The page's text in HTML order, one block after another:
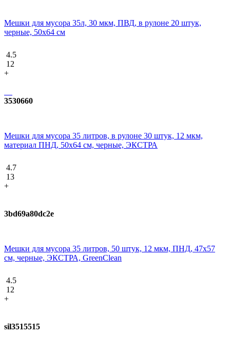
Мешки для мусора 35л, 30 мкм, ПВД, в рулоне 20 штук,
черные, 50х64 см
4.5
12
+
3530660
Мешки для мусора 35 литров, в рулоне 30 штук, 12 мкм,
материал ПНД, 50х64 см, черные, ЭКСТРА
4.7
13
+
3bd69a80dc2e
Мешки для мусора 35 литров, 50 штук, 12 мкм, ПНД, 47х57
см, черные, ЭКСТРА, GreenClean
4.5
12
+
sil3515515